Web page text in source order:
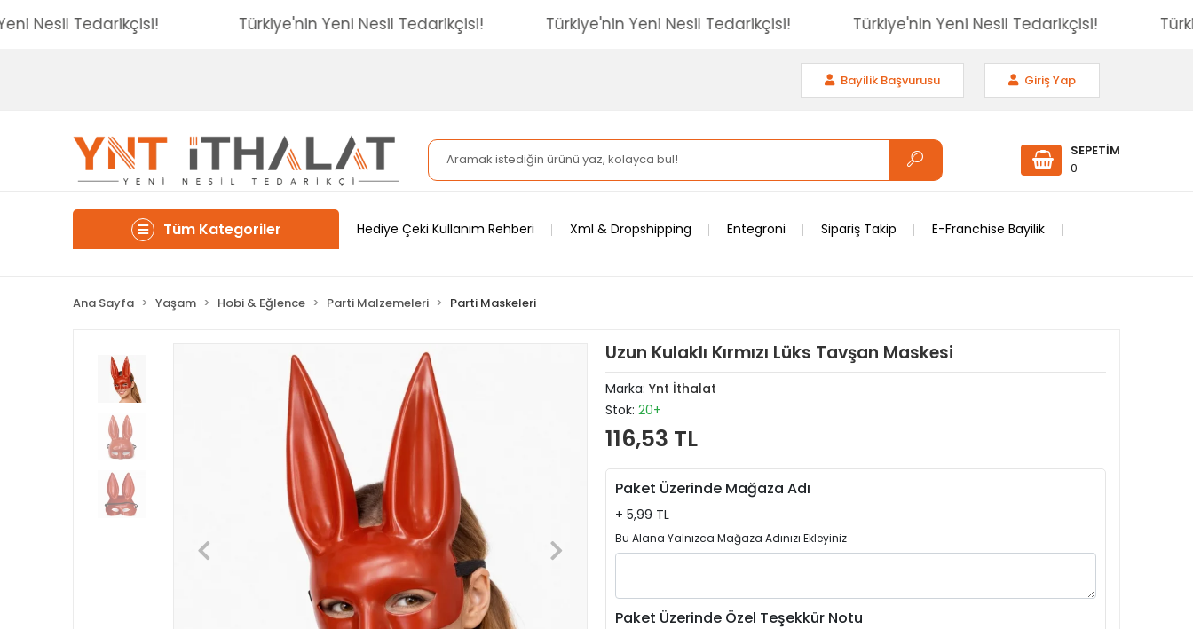
Yeni Nesil Tedarikçisi! Türkiye'nin Yeni Nesil Tedarikçisi! Türkiye'nin Yeni Nesil Tedarikçisi! Türkiye'nin Yeni Nesil Tedarikçisi!
Giriş Yap
Bayilik Başvurusu
SEPETİM
0
Tüm Kategoriler Hediye Çeki Kullanım Rehberi Xml & Dropshipping Entegroni Sipariş Takip E-Franchise Bayilik
Ana Sayfa Yaşam Hobi & Eğlence Parti Malzemeleri Parti Maskeleri
Uzun Kulaklı Kırmızı Lüks Tavşan Maskesi
Marka: Ynt İthalat
Stok: 20+
116,53 TL
Paket Üzerinde Mağaza Adı
+ 5,99 TL
Bu Alana Yalnızca Mağaza Adınızı Ekleyiniz
Paket Üzerinde Özel Teşekkür Notu